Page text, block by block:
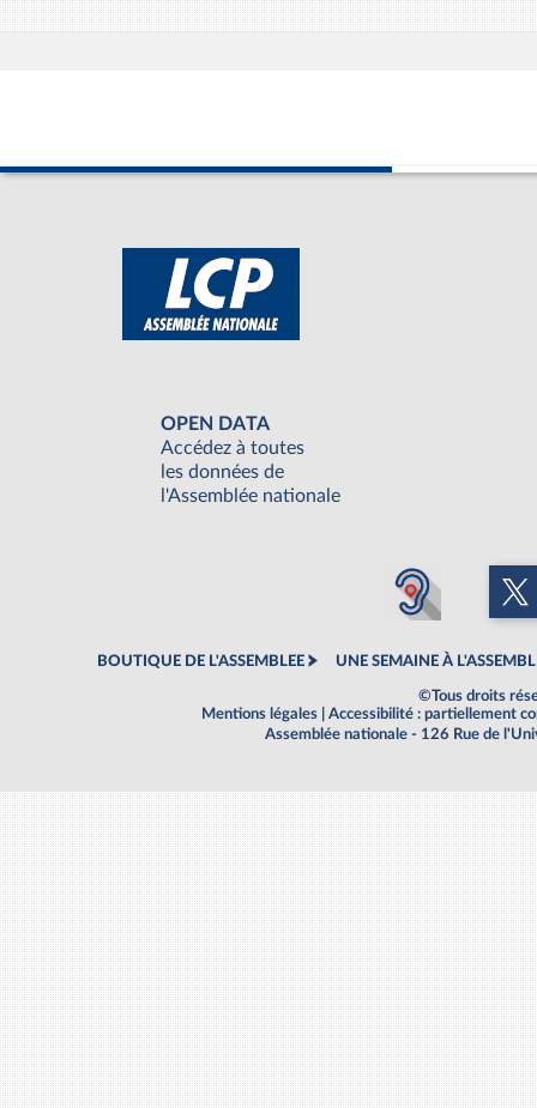
OPEN DATA
Accédez à toutes
les données de
l'Assemblée nationale
BOUTIQUE DE L'ASSEMBLEE UNE SEMAINE À
©Tous droits
Mentions légales
Accessibilité : partiellement
Assemblée nationale - 126 Rue de